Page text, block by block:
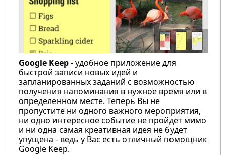
Google Keep- удобное приложение для
быстрой записи новых идей и
запланированных заданий с возможностью
получения напоминания в нужное время или в
определенном месте. Теперь Вы не
пропустите ни одного важного мероприятия,
ни одно интересное событие не пройдет мимо
и ни одна самая креативная идея не будет
упущена - ведь у Вас есть отличный помощник
Google Keep.